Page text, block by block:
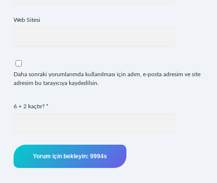
Web Sitesi
Daha sonraki yorumlarımda kullanılması için adım, e-posta adresim ve site
adresim bu tarayıcıya kaydedilsin.
6 + 2 kaçtır? *